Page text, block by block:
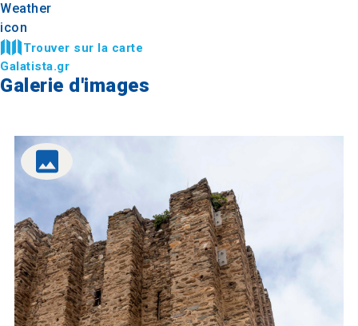
Trouver sur la carte
Galatista.gr
Galerie d'images